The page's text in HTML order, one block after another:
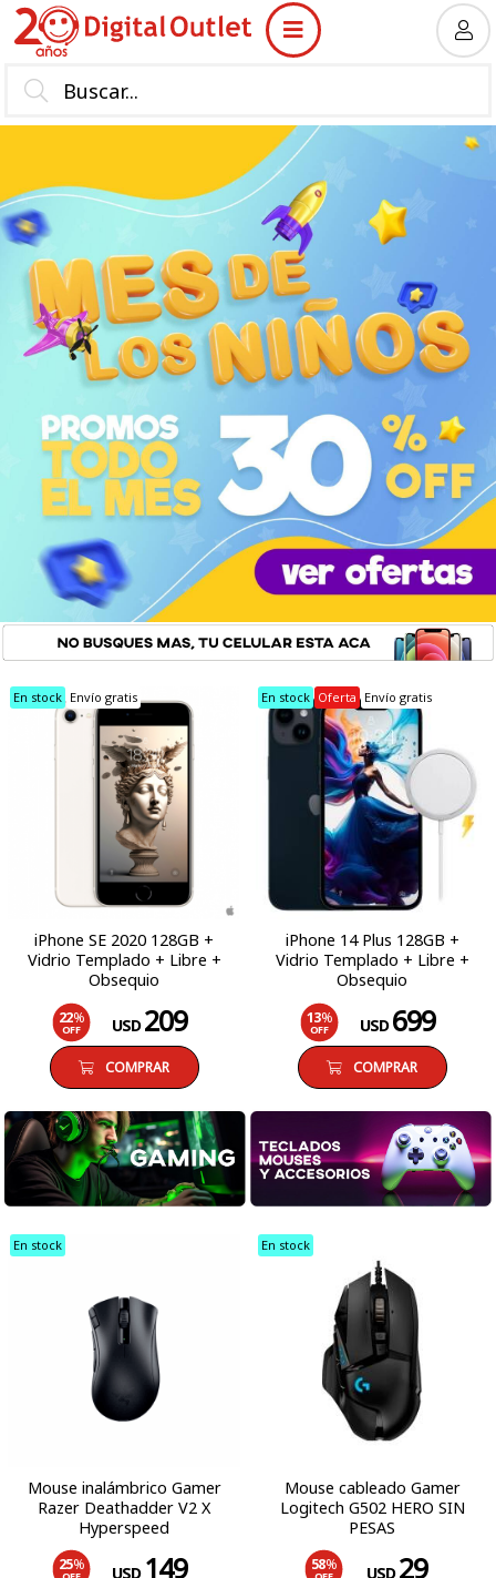
MI COMPRA
En stock Envío gratis
iPhone SE 2020 128GB +
Vidrio Templado + Libre +
Obsequio
22%
OFF USD 209
COMPRAR
En stock Oferta Envío gratis
iPhone 14 Plus 128GB +
Vidrio Templado + Libre +
Obsequio
13%
OFF USD 699
COMPRAR
En stock
Mouse inalámbrico Gamer
Razer Deathadder V2 X
Hyperspeed
25% USD 149
En stock
Mouse cableado Gamer
Logitech G502 HERO SIN
PESAS
58% USD 29